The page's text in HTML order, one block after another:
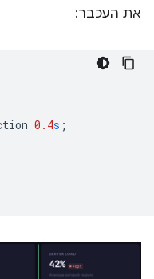
את העכבר:
0.4s ;